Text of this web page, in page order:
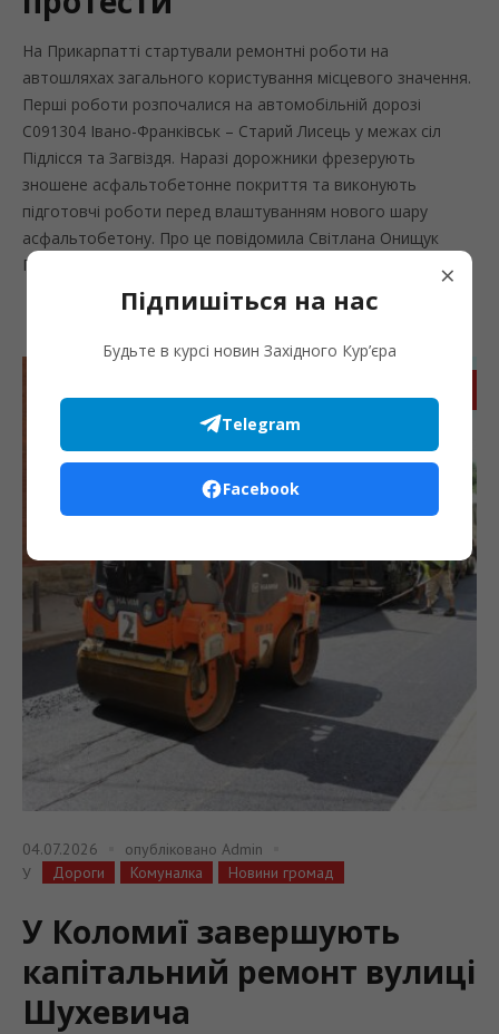
На Прикарпатті стартували ремонтні роботи на
автошляхах загального користування місцевого значення.
Перші роботи розпочалися на автомобільній дорозі
С091304 Івано-Франківськ – Старий Лисець у межах сіл
Підлісся та Загвіздя. Наразі дорожники фрезерують
зношене асфальтобетонне покриття та виконують
підготовчі роботи перед влаштуванням нового шару
асфальтобетону. Про це повідомила Світлана Онищук
Голова Івано-Франківської ОВА., пише “Західний кур’єр”. У...
04.07.2026 опубліковано Admin
У
Дороги Комуналка Новини громад
У Коломиї завершують
капітальний ремонт вулиці
Шухевича
×
Підпишіться на нас
Будьте в курсі новин Західного Кур’єра
Telegram
Facebook